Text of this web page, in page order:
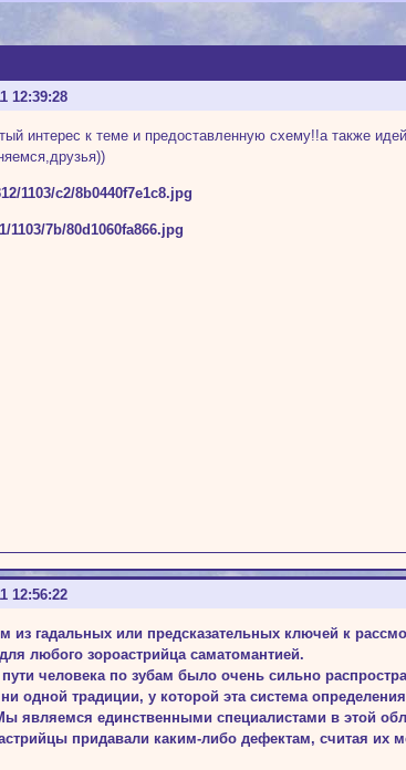
12:39:28
интерес к теме и предоставленную схему!!а также
12:56:22
из гадальных или предсказательных ключей к
любого зороастрийца саматомантией.
пути человека по зубам было очень сильно
одной традиции, у которой эта система
являемся единственными специалистами в этой
придавали каким-либо дефектам, считая их